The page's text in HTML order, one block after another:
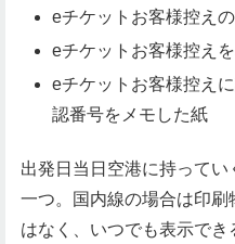
eチケットお客様控え
eチケットお客様控え
eチケットお客様控え
認番号をメモした紙
出発日当日空港に持って
一つ。国内線の場合は印
はなく、いつでも表示で